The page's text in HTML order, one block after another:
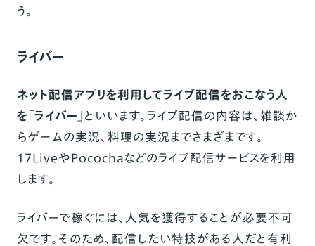
う。
ライバー
ネット配信アプリを利用してライブ配信をおこなう人
を「ライバー」といいます。ライブ配信の内容は、雑談か
らゲームの実況、料理の実況までさまざまです。
17LiveやPocochaなどのライブ配信サービスを利用
します。
ライバーで稼ぐには、人気を獲得することが必要不可
欠です。そのため、配信したい特技がある人だと有利